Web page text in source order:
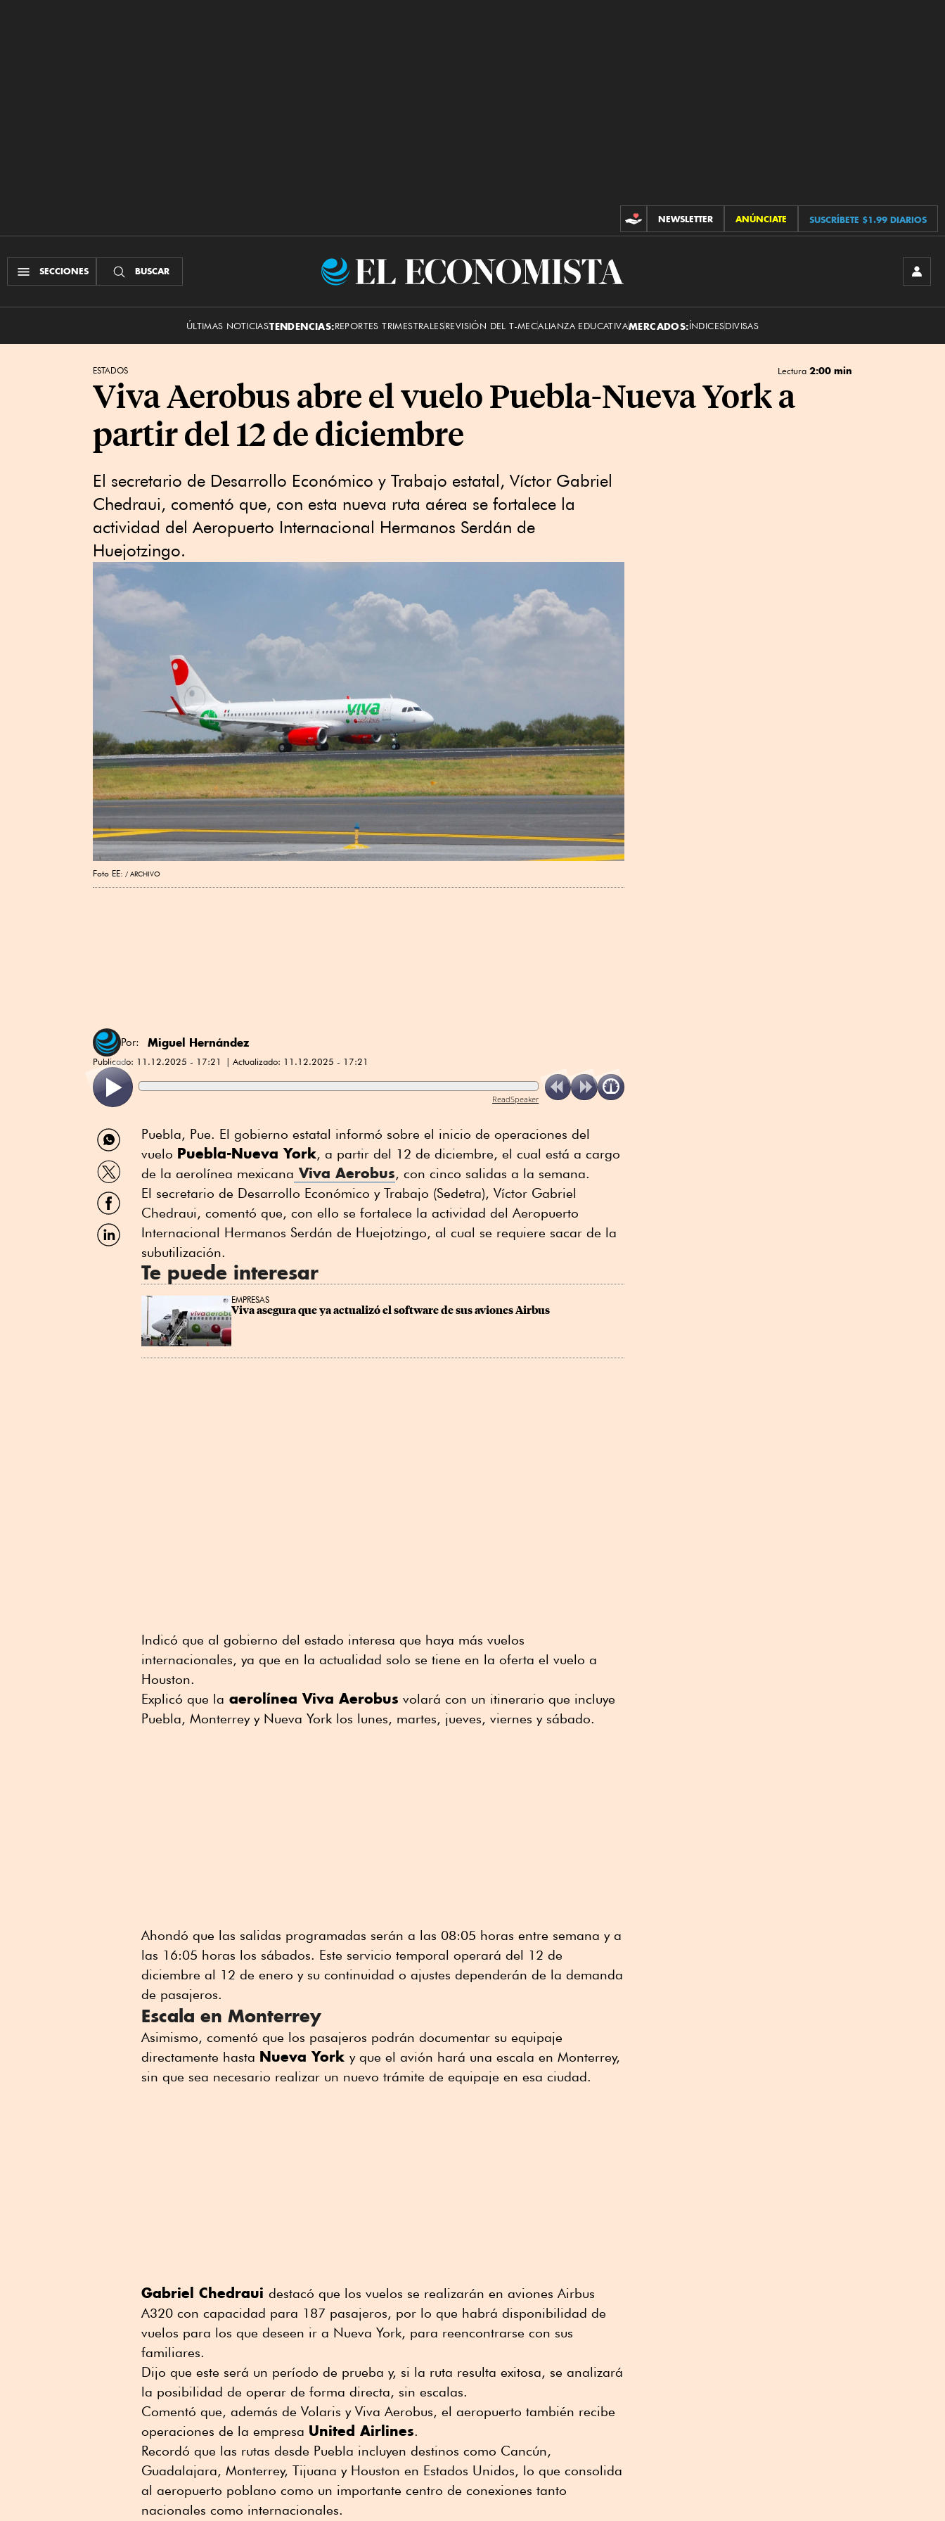
CONTRIBUCIONES
NEWSLETTER ANÚNCIATE SUSCRÍBETE $1.99 DIARIOS
SECCIONES BUSCAR
El
ÚLTIMAS NOTICIASTENDENCIAS:REPORTES TRIMESTRALESREVISIÓN DEL T-MECALIANZA EDUCATIVAMERCADOS:ÍNDICESDIVISAS
ESTADOS Lectura 2:00 min
Viva Aerobus abre el vuelo Puebla-Nueva York a
partir del 12 de diciembre
El secretario de Desarrollo Económico y Trabajo estatal, Víctor Gabriel
Chedraui, comentó que, con esta nueva ruta aérea se fortalece la
actividad del Aeropuerto Internacional Hermanos Serdán de
Huejotzingo.
Foto EE: ARCHIVO
Por: Miguel Hernández
Publicado: 11.12.2025 - 17:21 Actualizado: 11.12.2025 - 17:21
ReadSpeaker
Compartir
por
WhatsApp
Compartir
por
Twitter
Compartir
por
Facebook
Compartir
por
Puebla, Pue. El gobierno estatal informó sobre el inicio de operaciones del
vuelo Puebla-Nueva York, a partir del 12 de diciembre, el cual está a cargo
de la aerolínea mexicana Viva Aerobus, con cinco salidas a la semana.
El secretario de Desarrollo Económico y Trabajo (Sedetra), Víctor Gabriel
Chedraui, comentó que, con ello se fortalece la actividad del Aeropuerto
Internacional Hermanos Serdán de Huejotzingo, al cual se requiere sacar de la
subutilización.
Te puede interesar
EMPRESAS
Viva asegura que ya actualizó el software de sus aviones Airbus
Indicó que al gobierno del estado interesa que haya más vuelos
internacionales, ya que en la actualidad solo se tiene en la oferta el vuelo a
Houston.
Explicó que la aerolínea Viva Aerobus volará con un itinerario que incluye
Puebla, Monterrey y Nueva York los lunes, martes, jueves, viernes y sábado.
Ahondó que las salidas programadas serán a las 08:05 horas entre semana y a
las 16:05 horas los sábados. Este servicio temporal operará del 12 de
diciembre al 12 de enero y su continuidad o ajustes dependerán de la demanda
de pasajeros.
Escala en Monterrey
Asimismo, comentó que los pasajeros podrán documentar su equipaje
directamente hasta Nueva York y que el avión hará una escala en Monterrey,
sin que sea necesario realizar un nuevo trámite de equipaje en esa ciudad.
Gabriel Chedraui destacó que los vuelos se realizarán en aviones Airbus
A320 con capacidad para 187 pasajeros, por lo que habrá disponibilidad de
vuelos para los que deseen ir a Nueva York, para reencontrarse con sus
familiares.
Dijo que este será un período de prueba y, si la ruta resulta exitosa, se analizará
la posibilidad de operar de forma directa, sin escalas.
Comentó que, además de Volaris y Viva Aerobus, el aeropuerto también recibe
operaciones de la empresa United Airlines.
Recordó que las rutas desde Puebla incluyen destinos como Cancún,
Guadalajara, Monterrey, Tijuana y Houston en Estados Unidos, lo que consolida
al aeropuerto poblano como un importante centro de conexiones tanto
nacionales como internacionales.